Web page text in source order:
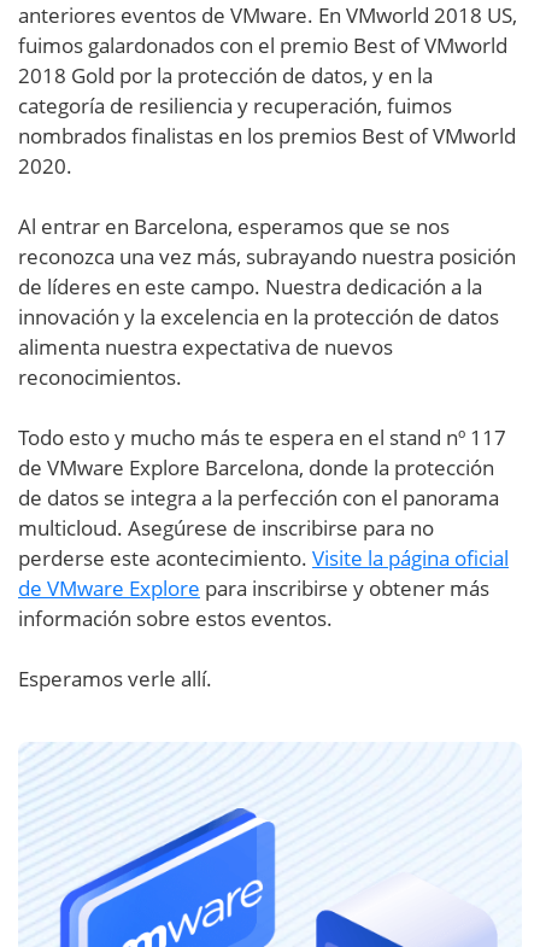
anteriores eventos de VMware. En VMworld 2018 US,
fuimos galardonados con el premio Best of VMworld
2018 Gold por la protección de datos, y en la
categoría de resiliencia y recuperación, fuimos
nombrados finalistas en los premios Best of VMworld
2020.
Al entrar en Barcelona, esperamos que se nos
reconozca una vez más, subrayando nuestra posición
de líderes en este campo. Nuestra dedicación a la
innovación y la excelencia en la protección de datos
alimenta nuestra expectativa de nuevos
reconocimientos.
Todo esto y mucho más te espera en el stand nº 117
de VMware Explore Barcelona, donde la protección
de datos se integra a la perfección con el panorama
multicloud. Asegúrese de inscribirse para no
perderse este acontecimiento. Visite la página oficial
de VMware Explore para inscribirse y obtener más
información sobre estos eventos.
Esperamos verle allí.